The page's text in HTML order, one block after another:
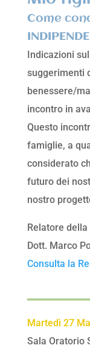
Come
Indicazioni
suggerimenti
benessere/
incontro in
Questo
famiglie, a
considerato
futuro dei
nostro
Relatore
Dott. Marco
Consulta la
Martedì 27
Sala Oratorio